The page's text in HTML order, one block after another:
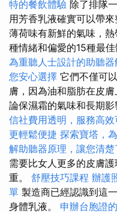
特的餐飲體驗 除了排隊
用芳香乳液確實可以帶來
薄荷味有新鮮的氣味，
種情緒和偏愛的15種最佳
為重聽人士設計的助聽器
您安心選擇 它們不僅可
膚，因為油和脂肪在皮
論保濕霜的氣味和長期影
信社費用透明，服務高效
更輕鬆便捷 探索寶塔，
解助聽器原理，讓您清
需要比女人更多的皮膚
重。 舒壓技巧課程 辦護
單 製造商已經認識到這
身體乳液。 申辦台胞證